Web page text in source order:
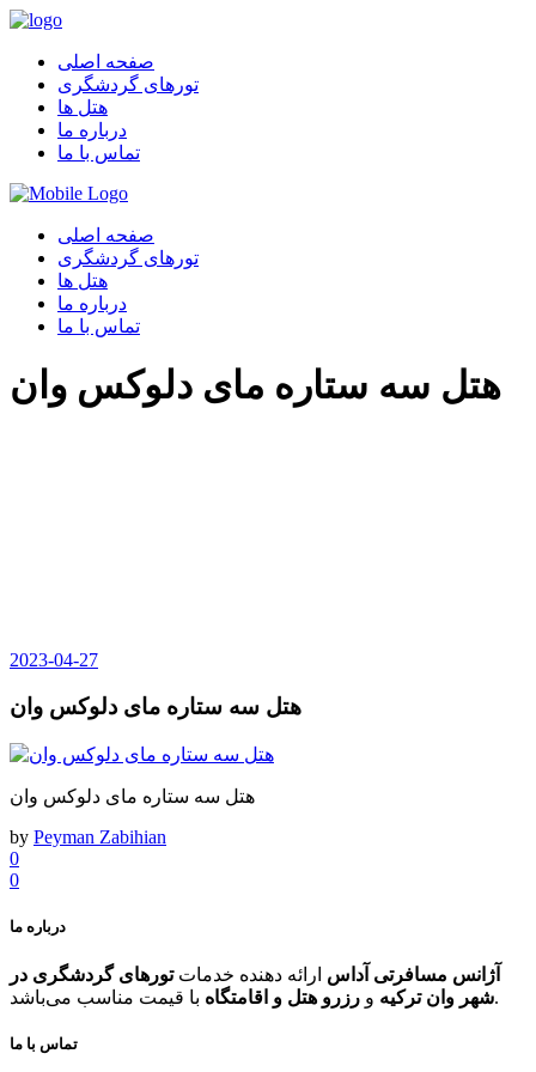
صفحه اصلی
تورهای گردشگری
هتل ها
درباره ما
تماس با ما
صفحه اصلی
تورهای گردشگری
هتل ها
درباره ما
تماس با ما
هتل سه ستاره مای دلوکس وان
2023-04-27
هتل سه ستاره مای دلوکس وان
هتل سه ستاره مای دلوکس وان
by Peyman Zabihian
0
0
درباره ما
آژانس مسافرتی آداس ارائه دهنده خدماتتورهای گردشگری در
شهر وان ترکیه و رزرو هتل و اقامتگاه با قیمت مناسب می‌باشد.
تماس با ما